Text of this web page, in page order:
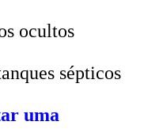
ocultos
sépticos
uma